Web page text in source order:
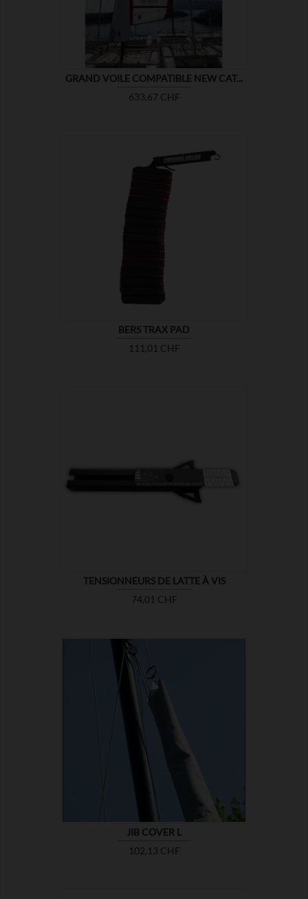
GRAND VOILE COMPATIBLE NEW CAT...
Prix
633,67 CHF
BERS TRAX PAD
Prix
111,01 CHF

TENSIONNEURS DE LATTE À VIS
Prix
74,01 CHF
JIB COVER L
Prix
102,13 CHF